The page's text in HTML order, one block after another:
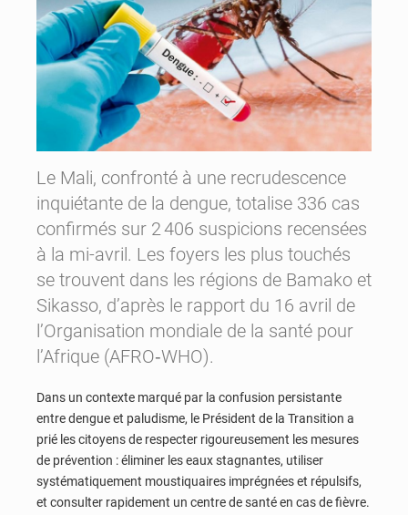
Le Mali, confronté à une recrudescence
inquiétante de la dengue, totalise 336 cas
confirmés sur 2 406 suspicions recensées
à la mi-avril. Les foyers les plus touchés
se trouvent dans les régions de Bamako et
Sikasso, d’après le rapport du 16 avril de
l’Organisation mondiale de la santé pour
l’Afrique (AFRO‑WHO).
Dans un contexte marqué par la confusion persistante
entre dengue et paludisme, le Président de la Transition a
prié les citoyens de respecter rigoureusement les mesures
de prévention : éliminer les eaux stagnantes, utiliser
systématiquement moustiquaires imprégnées et répulsifs,
et consulter rapidement un centre de santé en cas de fièvre.